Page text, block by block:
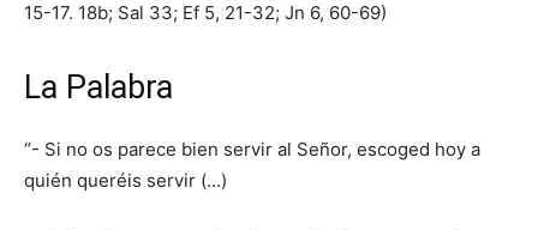
15-17. 18b; Sal 33; Ef 5, 21-32; Jn 6, 60-69)
La Palabra
“- Si no os parece bien servir al Señor, escoged hoy a
quién queréis servir (…)